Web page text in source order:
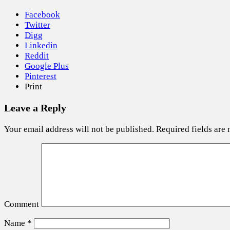
Facebook
Twitter
Digg
Linkedin
Reddit
Google Plus
Pinterest
Print
Leave a Reply
Your email address will not be published. Required fields are
Comment
Name *